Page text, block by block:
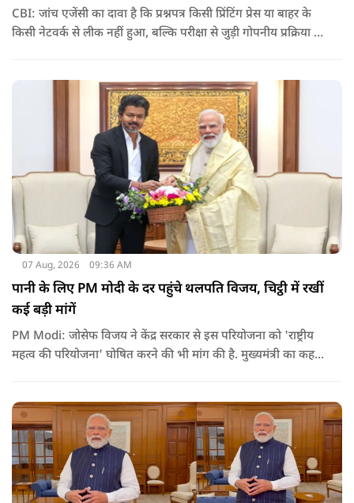
CBI: जांच एजेंसी का दावा है कि प्रश्नपत्र किसी प्रिंटिंग प्रेस या बाहर के
किसी नेटवर्क से लीक नहीं हुआ, बल्कि परीक्षा से जुड़ी गोपनीय प्रक्रिया में
07 Aug, 2026 09:36 AM
पानी के लिए PM मोदी के दर पहुंचे थलपति विजय, चिट्ठी में रखीं
कई बड़ी मांगें
PM Modi: जोसेफ विजय ने केंद्र सरकार से इस परियोजना को 'राष्ट्रीय
महत्व की परियोजना' घोषित करने की भी मांग की है. मुख्यमंत्री का कहना
की समस्या को काफी हद तक कम किया जा सकता है.